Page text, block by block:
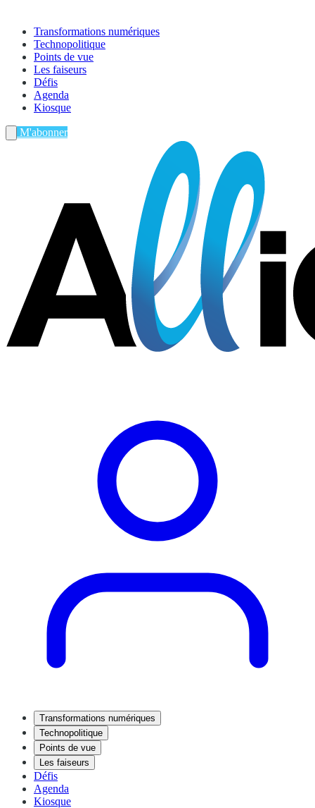
Transformations numériques
Technopolitique
Points de vue
Les faiseurs
Défis
Agenda
Kiosque
M'abonner
Transformations numériques
Technopolitique
Points de vue
Les faiseurs
Défis
Agenda
Kiosque